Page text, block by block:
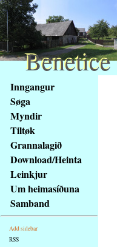
obsah
stránky
Klávesové
zkratky
tomto
webu
základní
Hlavní
strana
Inngangur
Søga
Myndir
Tiltøk
Grannalagið
Download/Heinta
Leinkjur
Um heimasíðuna
Samband
Add sidebar
RSS
Benetice
Benetice